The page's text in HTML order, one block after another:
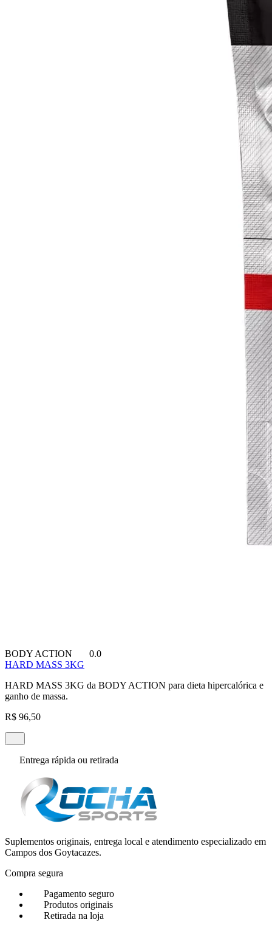
BODY ACTION
0.0
HARD MASS 3KG
HARD MASS 3KG da BODY ACTION para dieta hipercalórica e
ganho de massa.
R$ 96,50
Entrega rápida ou retirada
Suplementos originais, entrega local e atendimento especializado em
Campos dos Goytacazes.
Compra segura
Pagamento seguro
Produtos originais
Retirada na loja